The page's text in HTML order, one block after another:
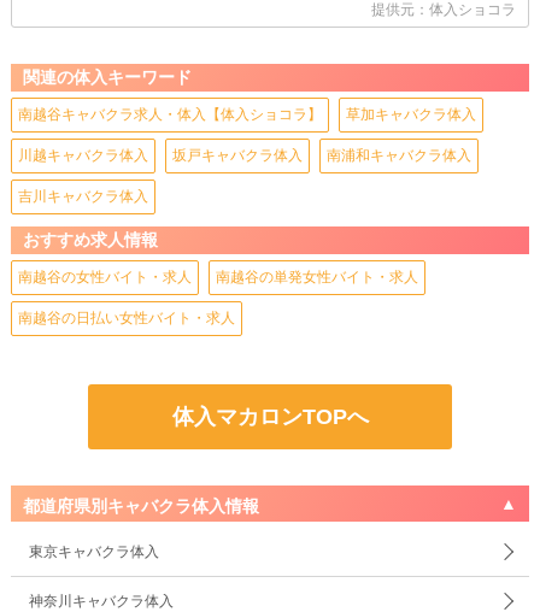
提供元：体入ショコラ
関連の体入キーワード
南越谷キャバクラ求人・体入【体入ショコラ】 草加キャバクラ体入
川越キャバクラ体入 坂戸キャバクラ体入 南浦和キャバクラ体入
吉川キャバクラ体入
おすすめ求人情報
南越谷の女性バイト・求人 南越谷の単発女性バイト・求人
南越谷の日払い女性バイト・求人
体入マカロンTOPへ
都道府県別キャバクラ体入情報
東京キャバクラ体入
神奈川キャバクラ体入